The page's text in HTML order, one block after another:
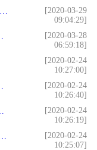
[2020-03-29
09:04:29]
[2020-03-28
06:59:18]
[2020-02-24
10:27:00]
[2020-02-24
10:26:40]
[2020-02-24
10:26:19]
[2020-02-24
10:25:07]